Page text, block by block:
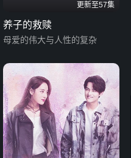
更新至57集
养子的救赎
母爱的伟大与人性的复杂